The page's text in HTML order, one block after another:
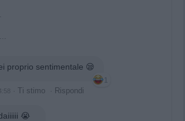
proprio sentimentale 😪
1
Ti stimo Rispondi
😭